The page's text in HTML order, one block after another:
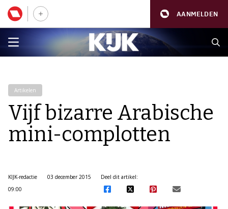
AANMELDEN
Artikelen
Vijf bizarre Arabische
mini-complotten
KIJK-redactie
03 december 2015
09:00
Deel dit artikel: